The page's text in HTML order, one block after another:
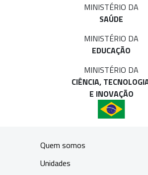
MINISTÉRIO DA
SAÚDE
MINISTÉRIO DA
EDUCAÇÃO
MINISTÉRIO DA
CIÊNCIA,
E INOVAÇÃO
Quem somos
Unidades